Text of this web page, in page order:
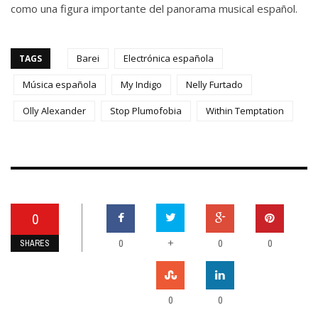
como una figura importante del panorama musical español.
TAGS Barei Electrónica española
Música española My Indigo Nelly Furtado
Olly Alexander Stop Plumofobia Within Temptation
0
SHARES 0 + 0 0
0 0